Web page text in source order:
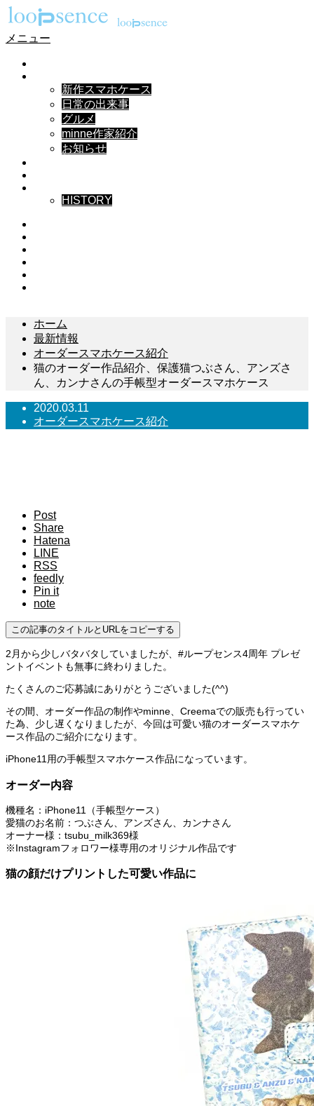
メニュー
新作スマホケース
日常の出来事
グルメ
minne作家紹介
お知らせ
HISTORY
ホーム
最新情報
オーダースマホケース紹介
猫のオーダー作品紹介、保護猫つぶさん、アンズさ
ん、カンナさんの手帳型オーダースマホケース
2020.03.11
オーダースマホケース紹介
Post
Share
Hatena
LINE
RSS
feedly
Pin it
note
この記事のタイトルとURLをコピーする
2月から少しバタバタしていましたが、#ループセンス4周年 プレゼ
ントイベントも無事に終わりました。
たくさんのご応募誠にありがとうございました(^^)
その間、オーダー作品の制作やminne、Creemaでの販売も行ってい
た為、少し遅くなりましたが、今回は可愛い猫のオーダースマホケ
ース作品のご紹介になります。
iPhone11用の手帳型スマホケース作品になっています。
オーダー内容
機種名：iPhone11（手帳型ケース）
愛猫のお名前：つぶさん、アンズさん、カンナさん
オーナー様：tsubu_milk369様
※Instagramフォロワー様専用のオリジナル作品です
猫の顔だけプリントした可愛い作品に